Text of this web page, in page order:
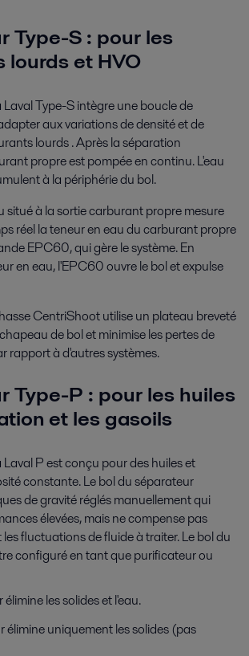
Type-S : pour les
lourds et HVO
Type-S intègre une boucle de
aux variations de densité et de
lourds . Après la séparation
propre est pompée en continu. L'eau
à la périphérie du bol.
situé à la sortie carburant propre mesure
réel la teneur en eau du carburant propre
EPC60, qui gère le système. En
en eau, l'EPC60 ouvre le bol et expulse
CentriShoot utilise un plateau breveté
de bol et minimise les pertes de
rapport à d'autres systèmes.
Type-P : pour les huiles
et les gasoils
P est conçu pour des huiles et
constante. Le bol du séparateur
de gravité réglés manuellement qui
élevées, mais ne compense pas
fluctuations de fluide à traiter. Le bol du
configuré en tant que purificateur ou
les solides et l'eau.
élimine uniquement les solides (pas